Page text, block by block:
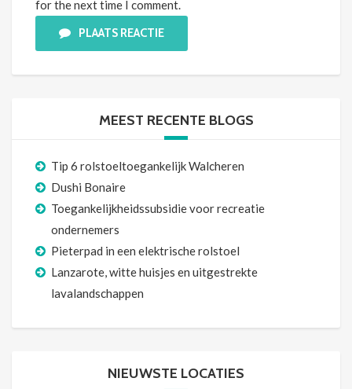
for the next time I comment.
PLAATS REACTIE
MEEST RECENTE BLOGS
Tip 6 rolstoeltoegankelijk Walcheren
Dushi Bonaire
Toegankelijkheidssubsidie voor recreatie
ondernemers
Pieterpad in een elektrische rolstoel
Lanzarote, witte huisjes en uitgestrekte
lavalandschappen
NIEUWSTE LOCATIES